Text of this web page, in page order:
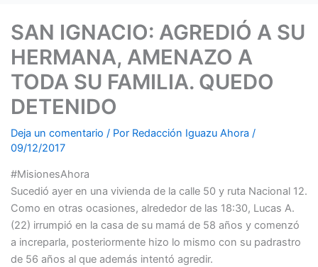
SAN IGNACIO: AGREDIÓ A SU
HERMANA, AMENAZO A
TODA SU FAMILIA. QUEDO
DETENIDO
Deja un comentario / Por Redacción Iguazu Ahora /
09/12/2017
#MisionesAhora
Sucedió ayer en una vivienda de la calle 50 y ruta Nacional 12.
Como en otras ocasiones, alrededor de las 18:30, Lucas A.
(22) irrumpió en la casa de su mamá de 58 años y comenzó
a increparla, posteriormente hizo lo mismo con su padrastro
de 56 años al que además intentó agredir.